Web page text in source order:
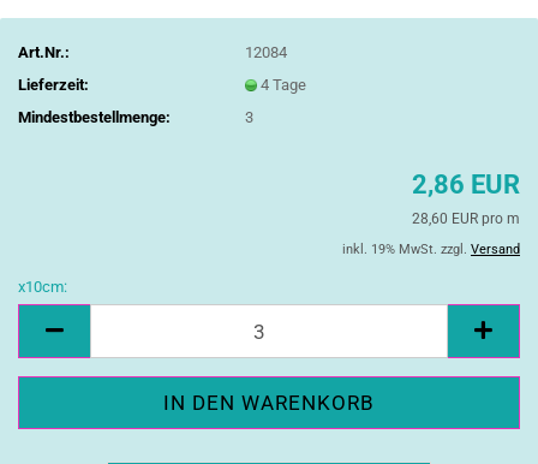
Art.Nr.:
12084
Lieferzeit:
4 Tage
Mindestbestellmenge:
3
2,86 EUR
28,60 EUR pro m
inkl. 19% MwSt. zzgl. Versand
x10cm: